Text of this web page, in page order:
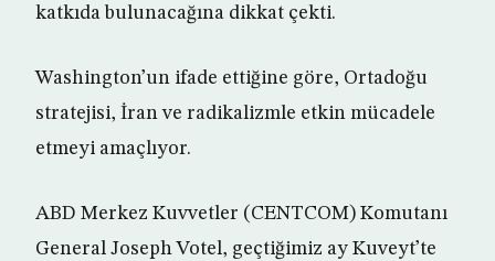
katkıda bulunacağına dikkat çekti.
Washington’un ifade ettiğine göre, Ortadoğu
stratejisi, İran ve radikalizmle etkin mücadele
etmeyi amaçlıyor.
ABD Merkez Kuvvetler (CENTCOM) Komutanı
General Joseph Votel, geçtiğimiz ay Kuveyt’te